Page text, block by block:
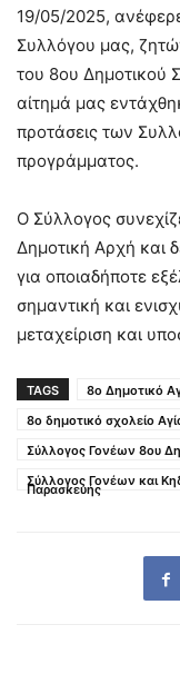
19/05/2025,
Συλλόγου μας,
του 8ου Δημοτικού
αίτημά μας
προτάσεις των
προγράμματος.
Ο Σύλλογος
Δημοτική Αρχή και
για οποιαδήποτε
σημαντική και
μεταχείριση και
TAGS
8ο Δημοτικό
8ο δημοτικό σχολείο
Σύλλογος Γονέων 8ου
Σύλλογος Γονέων και
Παρασκευής